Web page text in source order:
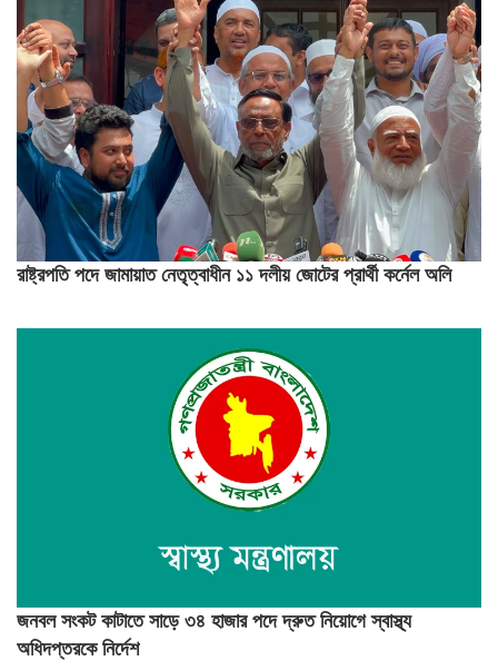
রাষ্ট্রপতি পদে জামায়াত নেতৃত্বাধীন ১১ দলীয় জোটের প্রার্থী কর্নেল অলি
জনবল সংকট কাটাতে সাড়ে ৩৪ হাজার পদে দ্রুত নিয়োগে স্বাস্থ্য
অধিদপ্তরকে নির্দেশ